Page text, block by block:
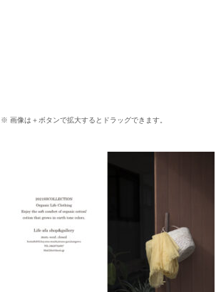
※ 画像は＋ボタンで拡大するとドラッグできます。